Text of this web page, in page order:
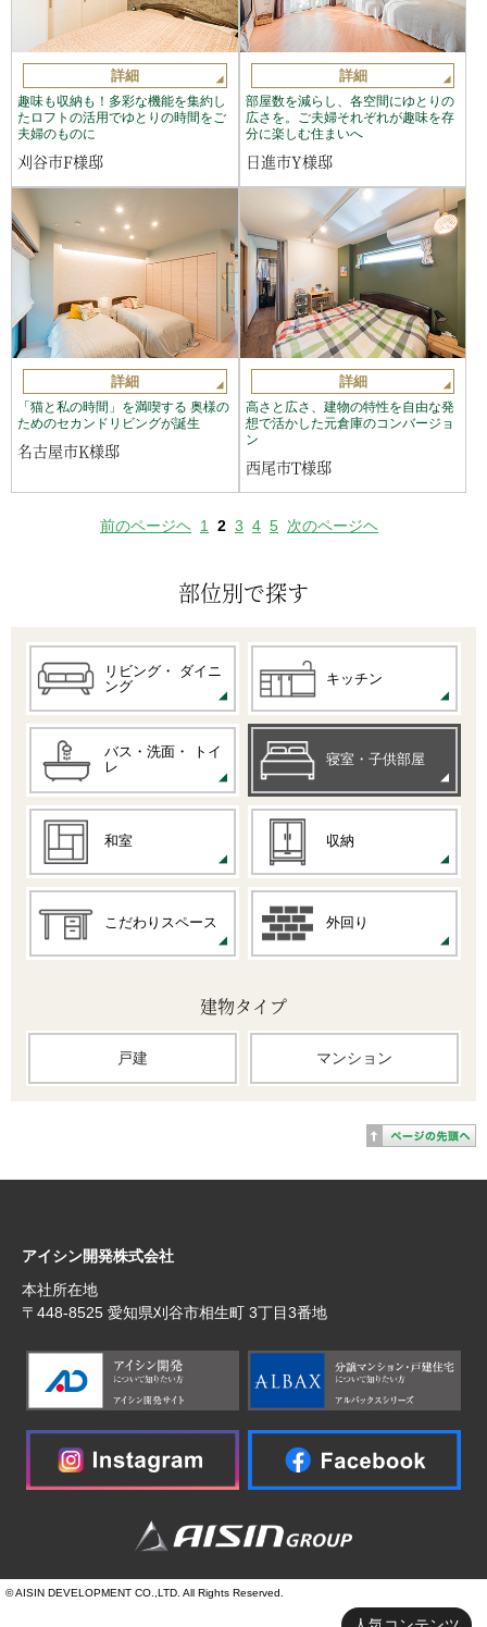
部位別で探す
リビング・
ダイニ
ング
キッチン
バス・洗面・
トイ
レ
寝室・子供部屋
和室 収納
こだわりスペース 外回り
建物タイプ
戸建 マンション
詳細
趣味も収納も！多彩な機能を集約し
たロフトの活用でゆとりの時間をご
夫婦のものに
刈谷市F様邸
詳細
部屋数を減らし、各空間にゆとりの
広さを。ご夫婦それぞれが趣味を存
分に楽しむ住まいへ
日進市Y様邸
詳細
「猫と私の時間」を満喫する 奥様の
ためのセカンドリビングが誕生
名古屋市K様邸
詳細
高さと広さ、建物の特性を自由な発
想で活かした元倉庫のコンバージョ
ン
西尾市T様邸
前のページヘ 1 2 3 4 5 次のページヘ
アイシン開発株式会社
本社所在地
〒448‐8525 愛知県刈谷市相生町 3丁目3番地
© AISIN DEVELOPMENT CO.,LTD. All Rights Reserved.